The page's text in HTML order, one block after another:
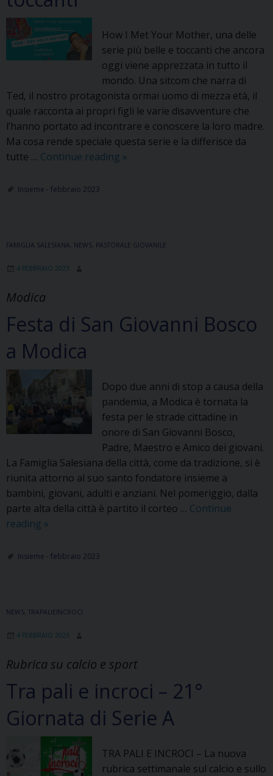
How I Met Your Mother, una delle
serie più belle e toccanti che ancora
oggi viene apprezzata in tutto il
mondo. Una sitcom che narra di
Ted, il nostro protagonista ormai uomo di mezza età, il
quale racconta ai propri figli le varie disavventure che
l’hanno portato ad incontrare e conoscere la loro madre.
Ma cosa rende speciale questa serie e la differisce da
tutte … Continue reading How
delle
toccanti
»
Insieme - febbraio 2023
FAMIGLIA SALESIANA NEWS PASTORALE GIOVANILE
4 FEBBRAIO 2023
Modica
Festa di San Giovanni Bosco
a Modica
Dopo due anni di stop a causa della
pandemia, a Modica è tornata la
festa per le strade cittadine in
onore di San Giovanni Bosco,
Padre, Maestro e Amico dei giovani.
La Famiglia Salesiana della città, come da tradizione, si è
riunita attorno al suo santo fondatore insieme a
bambini, giovani, adulti e anziani. Nel pomeriggio, dalla
parte alta della città è partito il corteo … Continue
reading Festa
San
Modica
»
Insieme - febbraio 2023
NEWS TRAPALIEINCROCI
4 FEBBRAIO 2023
Rubrica su calcio e sport
Tra pali e incroci – 21°
Giornata di Serie A
TRA PALI E INCROCI – La nuova
rubrica settimanale sul calcio e sullo